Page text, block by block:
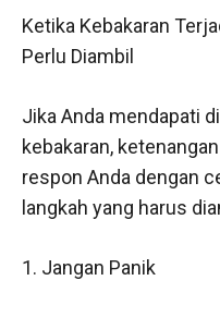
Ketika Kebakaran
Perlu Diambil
Jika Anda mendapati
kebakaran,
respon Anda dengan
langkah yang harus
1. Jangan Panik